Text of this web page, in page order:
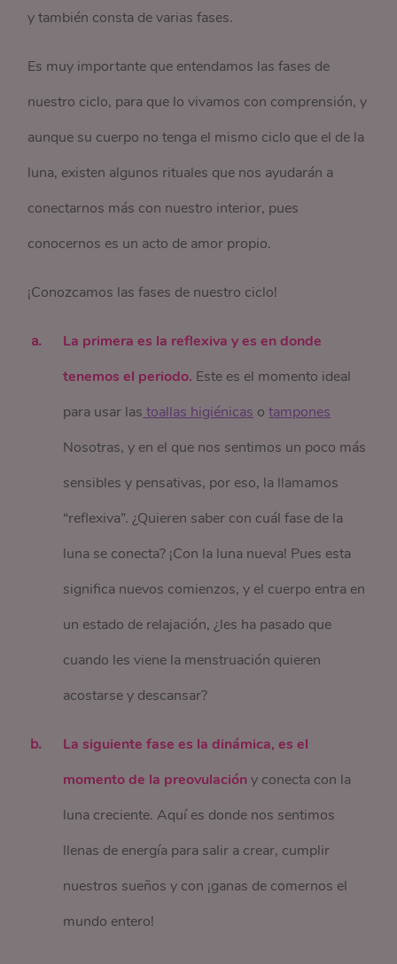
y también consta de varias fases.
Es muy importante que entendamos las fases de
nuestro ciclo, para que lo vivamos con comprensión, y
aunque su cuerpo no tenga el mismo ciclo que el de la
luna, existen algunos rituales que nos ayudarán a
conectarnos más con nuestro interior, pues
conocernos es un acto de amor propio.
¡Conozcamos las fases de nuestro ciclo!
La primera es la reflexiva y es en donde
tenemos el periodo. Este es el momento ideal
para usar las toallas higiénicas otampones
Nosotras, y en el que nos sentimos un poco más
sensibles y pensativas, por eso, la llamamos
“reflexiva”. ¿Quieren saber con cuál fase de la
luna se conecta? ¡Con la luna nueva! Pues esta
significa nuevos comienzos, y el cuerpo entra en
un estado de relajación, ¿les ha pasado que
cuando les viene la menstruación quieren
acostarse y descansar?
La siguiente fase es la dinámica, es el
momento de la preovulacióny conecta con la
luna creciente. Aquí es donde nos sentimos
llenas de energía para salir a crear, cumplir
nuestros sueños y con ¡ganas de comernos el
mundo entero!